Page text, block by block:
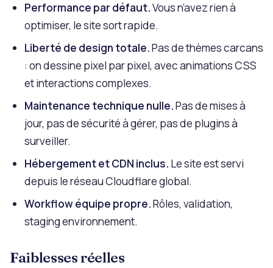
Performance par défaut.Vous n’avez rien à
optimiser, le site sort rapide.
Liberté de design totale.Pas de thèmes carcans
: on dessine pixel par pixel, avec animations CSS
et interactions complexes.
Maintenance technique nulle.Pas de mises à
jour, pas de sécurité à gérer, pas de plugins à
surveiller.
Hébergement et CDN inclus. Le site est servi
depuis le réseau Cloudflare global.
Workflow équipe propre.Rôles, validation,
staging environnement.
Faiblesses réelles